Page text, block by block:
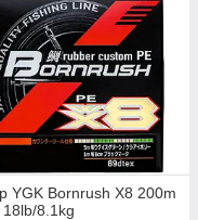
YGK Bornrush X8 200m
8.1kg